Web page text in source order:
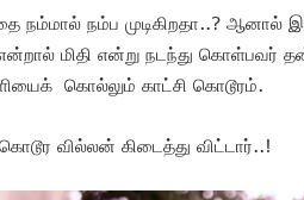
நம்மால் நம்ப முடிகிறதா..? ஆனால்
மிதி என்று நடந்து கொள்பவர்
கொல்லும் காட்சி கொடூரம்.
வில்லன் கிடைத்து விட்டார்..!